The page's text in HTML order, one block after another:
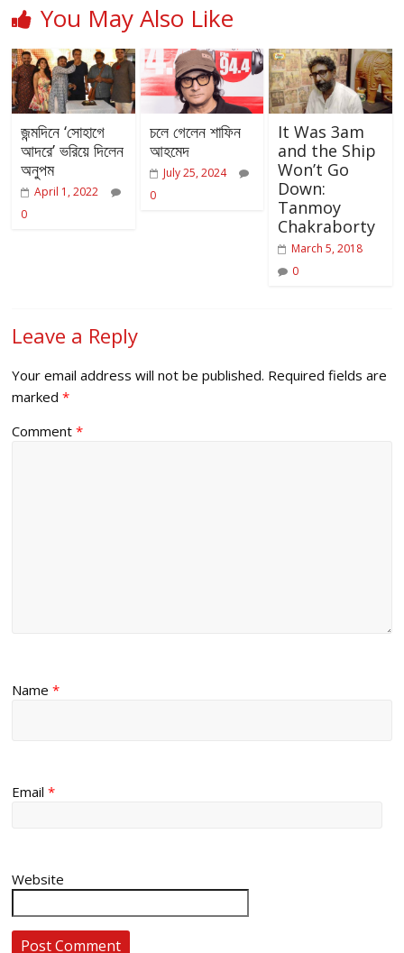
You May Also Like
জন্মদিনে ‘সোহাগে
আদরে’ ভরিয়ে দিলেন
অনুপম
April 1, 2022
0
চলে গেলেন শাফিন
আহমেদ
July 25, 2024
0
It Was 3am
and the Ship
Won’t Go
Down:
Tanmoy
Chakraborty
March 5, 2018
0
Leave a Reply
Your email address will not be published. Required fields are
marked*
Comment*
Name*
Email*
Website